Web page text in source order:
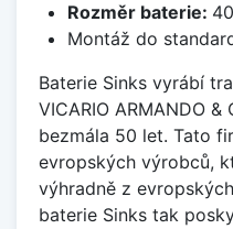
Rozměr baterie:
Montáž do
Baterie Sinks vyrábí
VICARIO ARMANDO
bezmála 50 let. Tato
evropských výrobců,
výhradně z
baterie Sinks tak